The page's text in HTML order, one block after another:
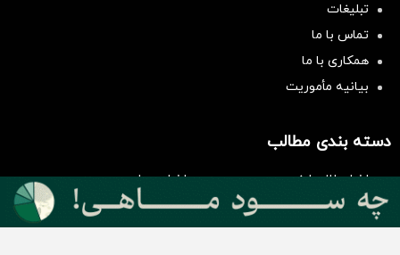
تبلیغات
تماس با ما
همکاری با ما
بیانیه مأموریت
دسته بندی مطالب
اخبار طلا و ارز
اخبار سیاسی
اخبار بورس
اخبار مسکن
اخبار خودرو
اخبار تکنولوژی